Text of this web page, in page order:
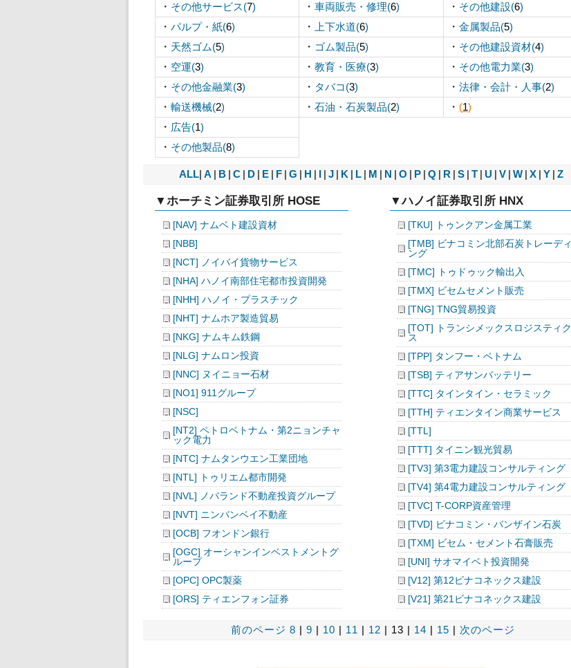
・ その他サービス(7) ・ 車両販売・修理(6) ・ その他建設(6)
・ パルプ・紙(6) ・ 上下水道(6) ・ 金属製品(5)
・ 天然ゴム(5) ・ ゴム製品(5) ・ その他建設資材(4)
・ 空運(3) ・ 教育・医療(3) ・ その他電力業(3)
・ その他金融業(3) ・ タバコ(3) ・ 法律・会計・人事(2)
・ 輸送機械(2) ・ 石油・石炭製品(2) ・ (1)
・ 広告(1)
・ その他製品(8)
ALL A B C D E F G H J K L M N O P Q R S T U V W X Y Z
▼ホーチミン証券取引所 HOSE
[NAV] ナムベト建設資材
[NBB]
[NCT] ノイバイ貨物サービス
[NHA] ハノイ南部住宅都市投資開発
[NHH] ハノイ・プラスチック
[NHT] ナムホア製造貿易
[NKG] ナムキム鉄鋼
[NLG] ナムロン投資
[NNC] ヌイニョー石材
[NO1] 911グループ
[NSC]
[NT2] ペトロベトナム・第2ニョンチャ
ック電力
[NTC] ナムタンウエン工業団地
[NTL] トゥリエム都市開発
[NVL] ノバランド不動産投資グループ
[NVT] ニンバンベイ不動産
[OCB] フオンドン銀行
[OGC] オーシャンインベストメントグ
ループ
[OPC] OPC製薬
[ORS] ティエンフォン証券
▼ハノイ証券取引所 HNX
[TKU] トゥンクアン金属工業
[TMB] ビナコミン北部石炭トレーディ
ング
[TMC] トゥドゥック輸出入
[TMX] ビセムセメント販売
[TNG] TNG貿易投資
[TOT] トランシメックスロジスティク
ス
[TPP] タンフー・ベトナム
[TSB] ティアサンバッテリー
[TTC] タインタイン・セラミック
[TTH] ティエンタイン商業サービス
[TTL]
[TTT] タイニン観光貿易
[TV3] 第3電力建設コンサルティング
[TV4] 第4電力建設コンサルティング
[TVC] T-CORP資産管理
[TVD] ビナコミン・バンザイン石炭
[TXM] ビセム・セメント石膏販売
[UNI] サオマイベト投資開発
[V12] 第12ビナコネックス建設
[V21] 第21ビナコネックス建設
前のページ 8 9 10 11 12 | 13 | 14 15 次のページ